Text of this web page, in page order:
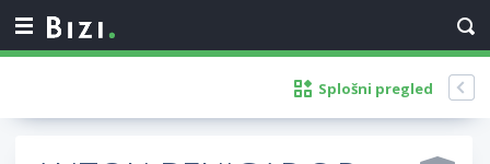
Splošni pregled